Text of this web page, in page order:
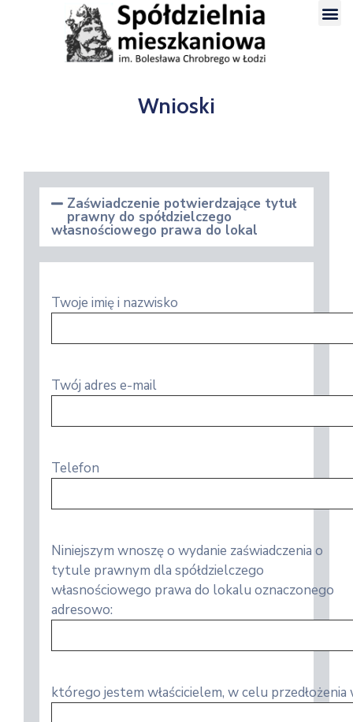
Wnioski
Zaświadczenie potwierdzające tytuł
prawny do spółdzielczego
własnościowego prawa do lokal
Twoje imię i nazwisko
Twój adres e-mail
Telefon
Niniejszym wnoszę o wydanie zaświadczenia o
tytule prawnym dla spółdzielczego
własnościowego prawa do lokalu oznaczonego
adresowo:
którego jestem właścicielem, w celu przedłożenia